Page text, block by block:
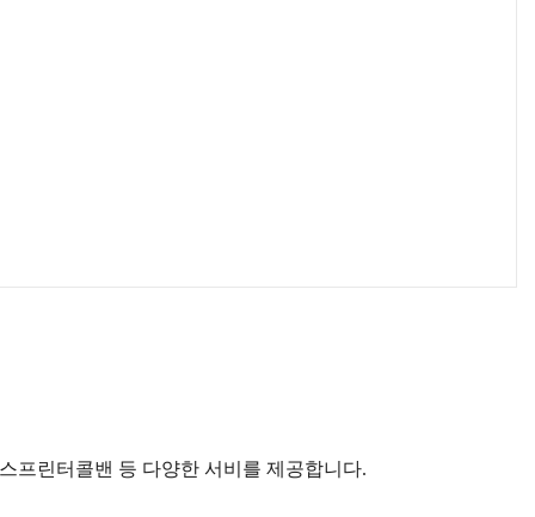
프린터콜밴 등 다양한 서비를 제공합니다.